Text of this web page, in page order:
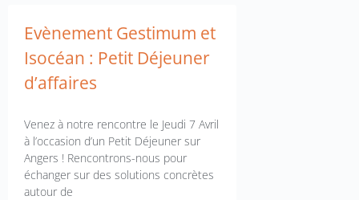
Evènement Gestimum et
Isocéan : Petit Déjeuner
d’affaires
Venez à notre rencontre le Jeudi 7 Avril
à l’occasion d’un Petit Déjeuner sur
Angers ! Rencontrons-nous pour
échanger sur des solutions concrètes
autour de